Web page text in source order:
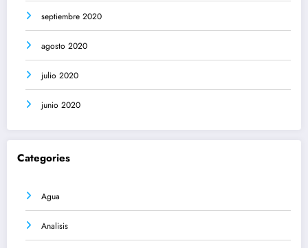
septiembre 2020
agosto 2020
julio 2020
junio 2020
Categories
Agua
Analisis